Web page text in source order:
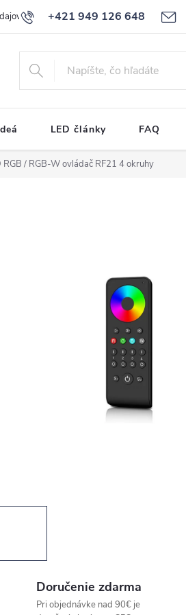
+421 949 126 648
Reklamačný poriadok
LED články FAQ
RGB / RGB-W ovládač RF21 4 okruhy
Doručenie zdarma
Pri objednávke nad 90€ je